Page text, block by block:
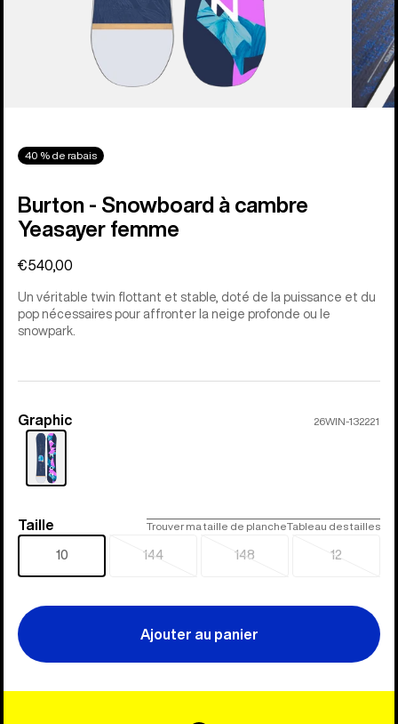
40 % de rabais
Burton - Snowboard à cambre
Yeasayer femme
€540,00
Un véritable twin flottant et stable, doté de la puissance et du
pop nécessaires pour affronter la neige profonde ou le
snowpark.
Couleur
Graphic 26WIN-132221
Taille
Taille Trouver ma taille de plancheTableau des tailles
10 144
Épuisé
148
Épuisé
12
Épuisé
Ajouter au panier